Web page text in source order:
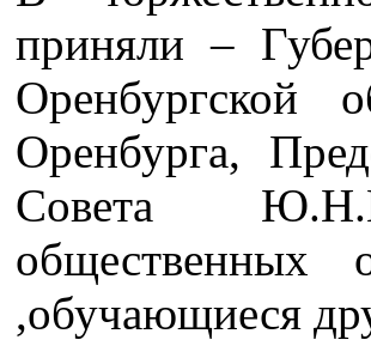
приняли –
Оренбургской
Оренбурга,
Совета
общественных
,обучающиеся